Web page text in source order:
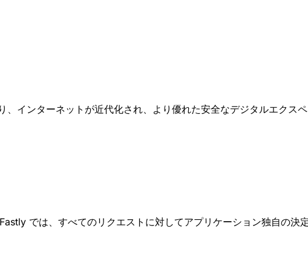
インターネットが近代化され、より優れた安全なデジタルエクスペ
では、すべてのリクエストに対してアプリケーション独自の決